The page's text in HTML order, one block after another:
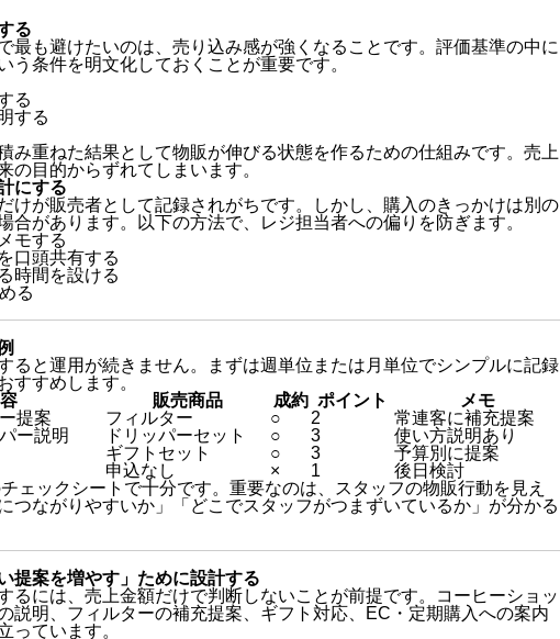
る
最も避けたいのは、売り込み感が強くなることです。評価基準の中に
う条件を明文化しておくことが重要です。
る
する
み重ねた結果として物販が伸びる状態を作るための仕組みです。売上
の目的からずれてしまいます。
にする
けが販売者として記録されがちです。しかし、購入のきっかけは別の
合があります。以下の方法で、レジ担当者への偏りを防ぎます。
モする
口頭共有する
時間を設ける
る
ると運用が続きません。まずは週単位または月単位でシンプルに記録
すすめします。
販売商品 成約 ポイント
メモ
提案 フィルター ○ 2
常連客に補充提案
ー説明 ドリッパーセット ○ 3
使い方説明あり
ギフトセット ○ 3
予算別に提案
申込なし × 1
後日検討
ェックシートで十分です。重要なのは、スタッフの物販行動を見え
つながりやすいか」「どこでスタッフがつまずいているか」が分かる
提案を増やす」ために設計する
るには、売上金額だけで判断しないことが前提です。コーヒーショッ
説明、フィルターの補充提案、ギフト対応、EC・定期購入への案内
っています。